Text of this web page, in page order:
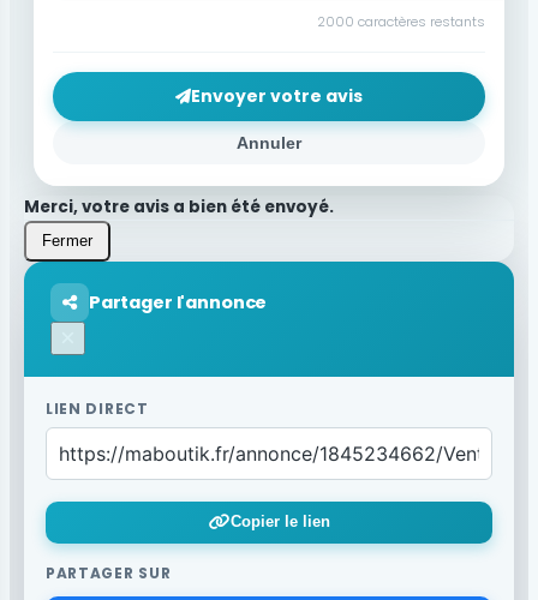
2000 caractères restants
Annuler
Envoyer votre avis
Merci, votre avis a bien été envoyé.
Fermer
Partager l'annonce
LIEN DIRECT
Copier le lien
PARTAGER SUR